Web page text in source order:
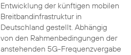
Entwicklung der künftigen mobilen
Breitbandinfrastruktur in
Deutschland gestellt. Abhängig
von den Rahmenbedingungen der
anstehenden 5G-Frequenzvergabe